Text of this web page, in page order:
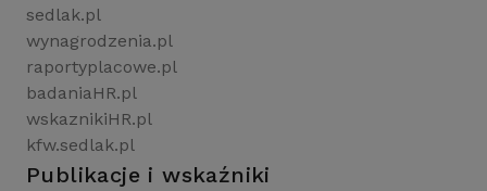
sedlak.pl
wynagrodzenia.pl
raportyplacowe.pl
badaniaHR.pl
wskaznikiHR.pl
kfw.sedlak.pl
Publikacje i wskaźniki